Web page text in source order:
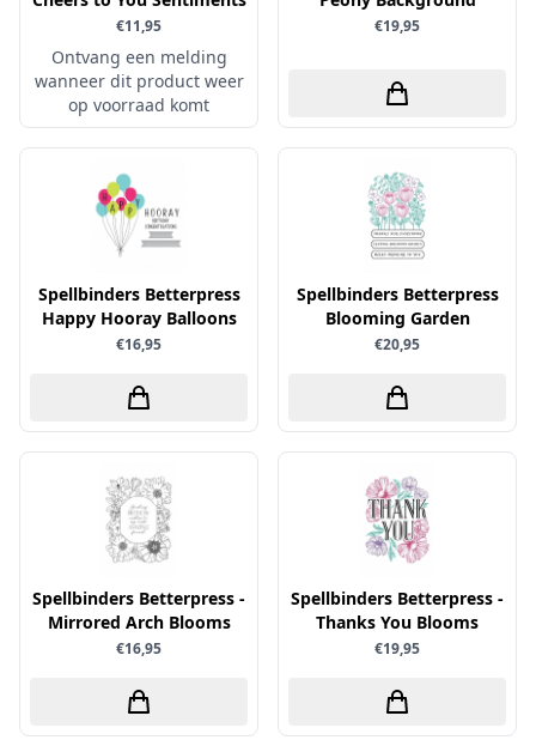
Simple and Basic
€11,95
Ontvang een melding
wanneer dit product weer
op voorraad komt
€19,95
Spellbinders Betterpress
Happy Hooray Balloons
€16,95
Spellbinders Betterpress
Blooming Garden
€20,95
Spellbinders Betterpress -
Mirrored Arch Blooms
€16,95
Spellbinders Betterpress -
Thanks You Blooms
€19,95